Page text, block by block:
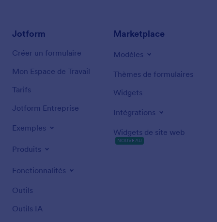
Jotform
Créer un formulaire
Mon Espace de Travail
Tarifs
Jotform Entreprise
Exemples
Produits
Fonctionnalités
Outils
Outils IA
Marketplace
Modèles
Thèmes de formulaires
Widgets
Intégrations
Widgets de site web
NOUVEAU